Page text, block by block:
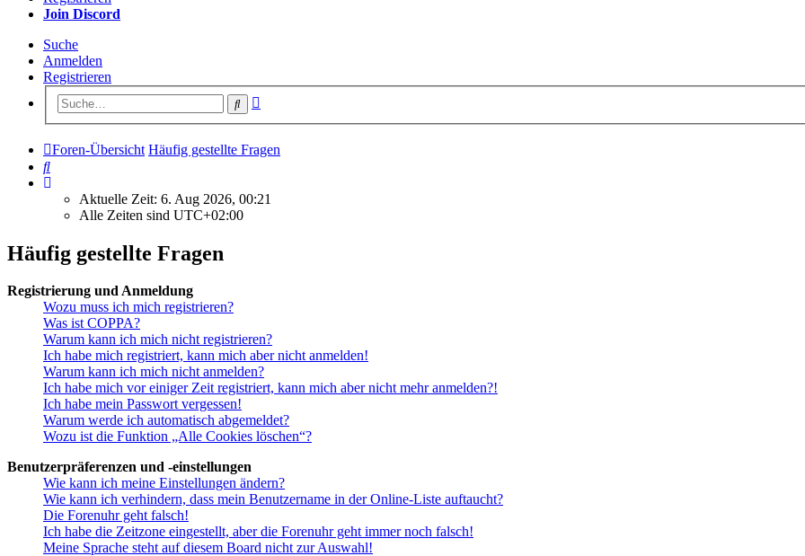
Join Discord
Suche
Anmelden
Registrieren
Suche
Foren-Übersicht Häufig gestellte Fragen
Suche
Aktuelle Zeit: 6. Aug 2026, 00:21
Alle Zeiten sind UTC+02:00
Häufig gestellte Fragen
Registrierung und Anmeldung
Wozu muss ich mich registrieren?
Was ist COPPA?
Warum kann ich mich nicht registrieren?
Ich habe mich registriert, kann mich aber nicht anmelden!
Warum kann ich mich nicht anmelden?
Ich habe mich vor einiger Zeit registriert, kann mich aber nicht mehr anmelden?!
Ich habe mein Passwort vergessen!
Warum werde ich automatisch abgemeldet?
Wozu ist die Funktion „Alle Cookies löschen“?
Benutzerpräferenzen und -einstellungen
Wie kann ich meine Einstellungen ändern?
Wie kann ich verhindern, dass mein Benutzername in der Online-Liste auftaucht?
Die Forenuhr geht falsch!
Ich habe die Zeitzone eingestellt, aber die Forenuhr geht immer noch falsch!
Meine Sprache steht auf diesem Board nicht zur Auswahl!